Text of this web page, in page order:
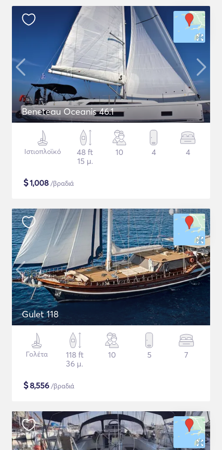
Beneteau Oceanis 46.1
Ιστιοπλοϊκό
48 ft
15 μ.
10 4 4
$1,008 /βραδιά
Gulet 118
Γολέτα
118 ft
36 μ.
10 5 7
$8,556 /βραδιά